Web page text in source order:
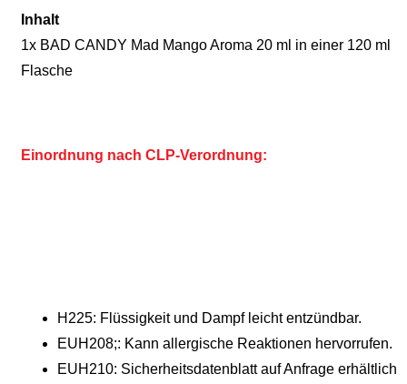
Inhalt
1x BAD CANDY Mad Mango Aroma 20 ml in einer 120 ml
Flasche
Einordnung nach CLP-Verordnung:
H225: Flüssigkeit und Dampf leicht entzündbar.
EUH208;: Kann allergische Reaktionen hervorrufen.
EUH210: Sicherheitsdatenblatt auf Anfrage erhältlich